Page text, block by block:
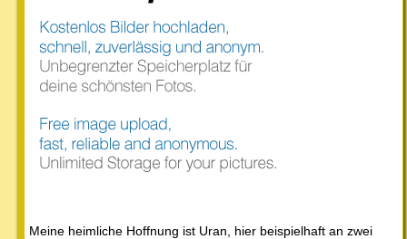
Meine heimliche Hoffnung ist Uran, hier beispielhaft an zwei